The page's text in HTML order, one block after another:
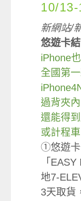
10/13-
新網站/
悠遊卡
iPhone
全國第
過背夾
還能得
或計程
①悠遊卡
「
地7-
3天取貨